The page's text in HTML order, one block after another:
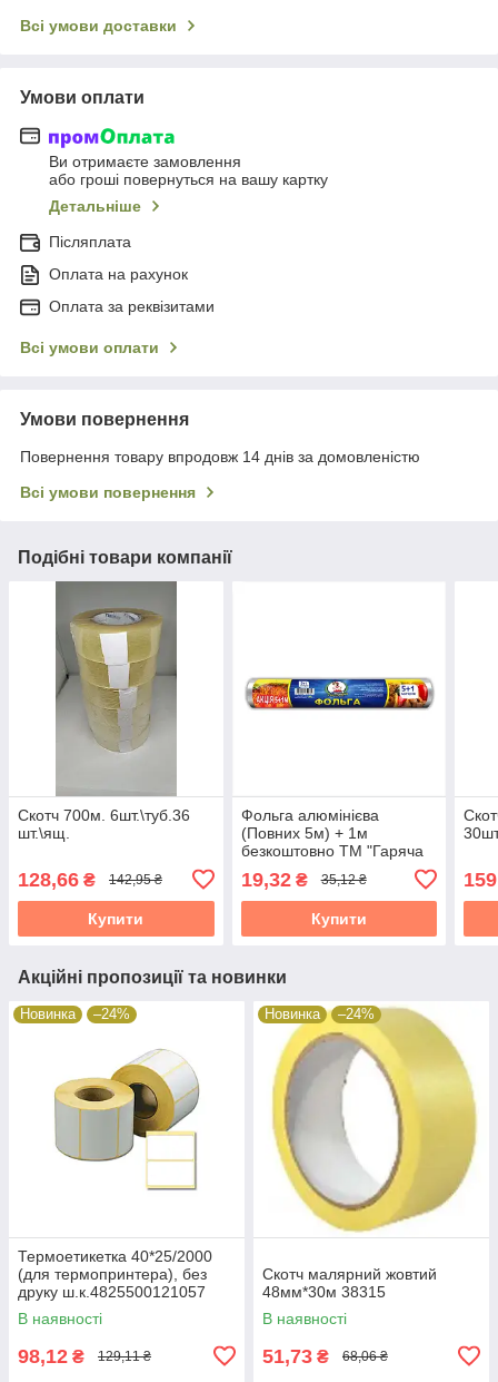
Всі умови доставки
Умови оплати
Ви отримаєте замовлення
або гроші повернуться на вашу картку
Детальніше
Післяплата
Оплата на рахунок
Оплата за реквізитами
Всі умови оплати
Умови повернення
Повернення товару впродовж 14 днів за домовленістю
Всі умови повернення
Подібні товари компанії
Скотч 700м. 6шт.\туб.36
шт.\ящ.
128,66 ₴ 142,95 ₴
Купити
Фольга алюмінієва
(Повних 5м) + 1м
безкоштовно ТМ "Гаряча
Господарка" (28см/9мкм)
90 шт/ящ УБ18-6-44
65324
19,32₴ 35,12 ₴
Купити
Акційні пропозиції та новинки
Новинка –24%
Термоетикетка 40*25/2000
(для термопринтера), без
друку ш.к.4825500121057
38315
В наявності
98,12 ₴ 129,11 ₴
Новинка –24%
Скотч малярний жовтий
48мм*30м 38315
В наявності
51,73 ₴ 68,06 ₴